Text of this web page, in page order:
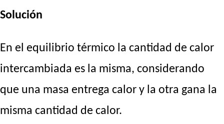
Solución
En el equilibrio térmico la cantidad de calor
intercambiada es la misma, considerando
que una masa entrega calor y la otra gana la
misma cantidad de calor.